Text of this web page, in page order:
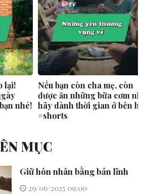
lại!
nhé!
Nếu bạn còn cha mẹ, còn
được ăn những bữa cơm
hãy dành thời gian ở bên
#shorts
MỤC
Giữ hôn nhân bằng bản lĩnh
29/06/2025 09:00